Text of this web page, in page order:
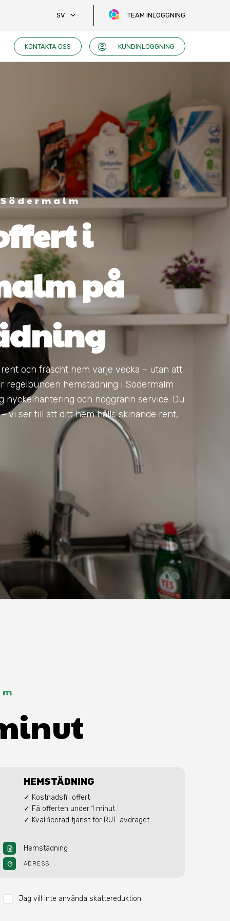
SV keyboard_arrow_down TEAM INLOGGNING
KONTAKTA OSS account_circle KUNDINLOGGNING
i
på
och fräscht hem varje vecka – utan att
regelbunden hemstädning i Södermalm
nyckelhantering och noggrann service. Du
vi ser till att ditt hem hålls skinande rent,
HEMSTÄDNING
✓ Kostnadsfri offert
✓ Få offerten under 1 minut
✓ Kvalificerad tjänst för RUT-avdraget
request_quote Hemstädning
location_on ADRESS
Jag vill inte använda skattereduktion